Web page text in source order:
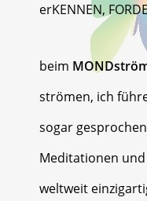
erKENNEN,
beim
strömen, ich
sogar
Meditationen und
weltweit